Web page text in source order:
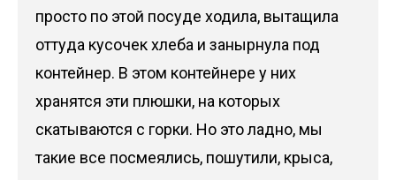
просто по этой посуде ходила, вытащила
оттуда кусочек хлеба и занырнула под
контейнер. В этом контейнере у них
хранятся эти плюшки, на которых
скатываются с горки. Но это ладно, мы
такие все посмеялись, пошутили, крыса,